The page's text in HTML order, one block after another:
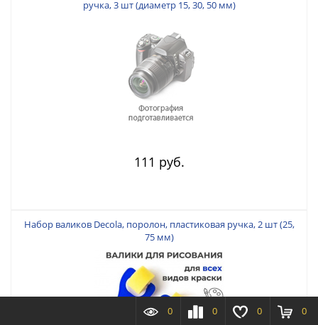
ручка, 3 шт (диаметр 15, 30, 50 мм)
111 руб.
Набор валиков Decola, поролон, пластиковая ручка, 2 шт (25,
75 мм)
0 0 0 0